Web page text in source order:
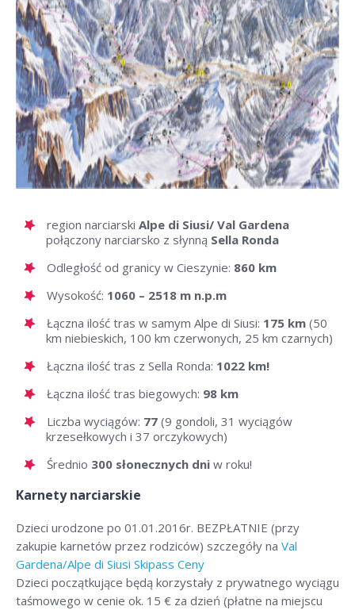
region narciarski Alpe di Siusi/ Val Gardena
połączony narciarsko z słynną Sella Ronda
Odległość od granicy w Cieszynie: 860 km
Wysokość: 1060 – 2518 m n.p.m
Łączna ilość tras w samym Alpe di Siusi: 175 km (50
km niebieskich, 100 km czerwonych, 25 km czarnych)
Łączna ilość tras z Sella Ronda: 1022 km!
Łączna ilość tras biegowych: 98 km
Liczba wyciągów: 77 (9 gondoli, 31 wyciągów
krzesełkowych i 37 orczykowych)
Średnio 300 słonecznych dni w roku!
Karnety narciarskie
Dzieci urodzone po 01.01.2016r. BEZPŁATNIE (przy
zakupie karnetów przez rodziców) szczegóły na Val
Gardena/Alpe di Siusi Skipass Ceny
Dzieci początkujące będą korzystały z prywatnego wyciągu
taśmowego w cenie ok. 15 € za dzień (płatne na miejscu